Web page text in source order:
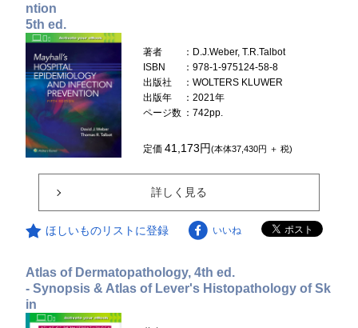
ntion
5th ed.
著者
：D.J.Weber, T.R.Talbot
ISBN
：978-1-975124-58-8
出版社
：WOLTERS KLUWER
出版年
：2021年
ページ数 ：742pp.
定価41,173円(本体37,430円 ＋ 税)
詳しく見る
ほしいものリストに登録 いいね
Atlas of Dermatopathology, 4th ed.
- Synopsis & Atlas of Lever's Histopathology of Sk
in